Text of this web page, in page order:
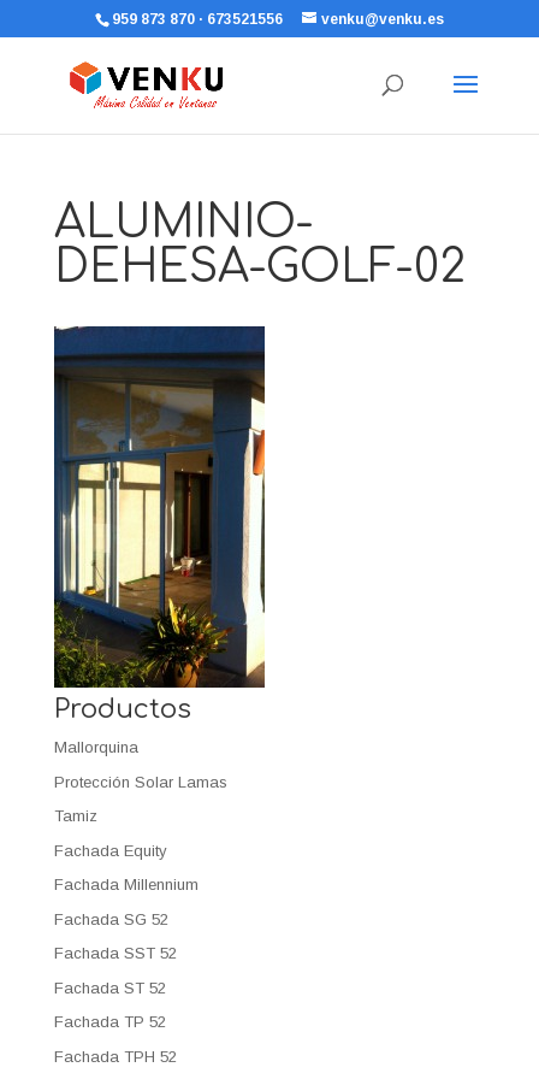
959 873 870 · 673521556 venku@venku.es
ALUMINIO-
DEHESA-GOLF-02
Productos
Mallorquina
Protección Solar Lamas
Tamiz
Fachada Equity
Fachada Millennium
Fachada SG 52
Fachada SST 52
Fachada ST 52
Fachada TP 52
Fachada TPH 52